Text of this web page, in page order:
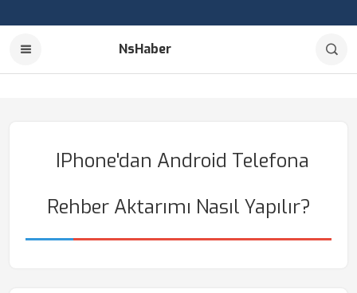
NsHaber
IPhone'dan Android Telefona
Rehber Aktarımı Nasıl Yapılır?